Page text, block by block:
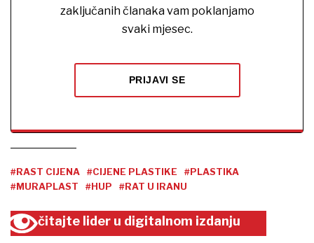
zaključanih članaka vam poklanjamo
svaki mjesec.
PRIJAVI SE
#RAST CIJENA #CIJENE PLASTIKE
#PLASTIKA
#MURAPLAST
#HUP #RAT U IRANU
čitajte lider u digitalnom izdanju